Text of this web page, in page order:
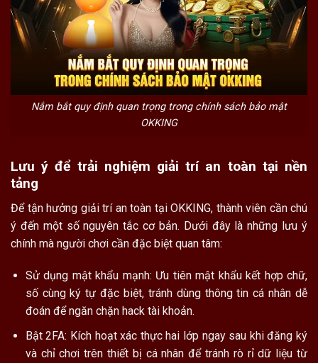
Nắm bắt quy định quan trọng trong chính sách bảo mật
OKKING
Lưu ý để trải nghiệm giải trí an toàn tại nền
tảng
Để tận hưởng giải trí an toàn tại OKKING, thành viên cần chú
ý đến một số nguyên tắc cơ bản. Dưới đây là những lưu ý
chính mà người chơi cần đặc biệt quan tâm:
Sử dụng mật khẩu mạnh: Ưu tiên mật khẩu kết hợp chữ,
số cùng ký tự đặc biệt, tránh dùng thông tin cá nhân dễ
đoán để ngăn chặn hack tài khoản.
Bật 2FA: Kích hoạt xác thực hai lớp ngay sau khi đăng ký
và chỉ chơi trên thiết bị cá nhân để tránh rò rỉ dữ liệu từ